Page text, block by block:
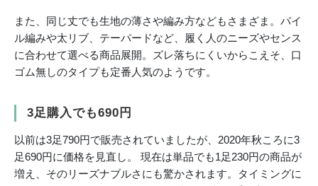
また、同じ丈でも生地の薄さや編み方などもさまざま。パイ
ル編みや太リブ、テーパードなど、履く人のニーズやセンス
に合わせて選べる商品展開。ズレ落ちにくいからこえそ、口
ゴム無しのタイプも定番人気のようです。
3足購入でも690円
以前は3足790円で販売されていましたが、2020年秋ころに3
足690円に価格を見直し。 現在は単品でも1足230円の商品が
増え、そのリーズナブルさにも驚かされます。タイミングに